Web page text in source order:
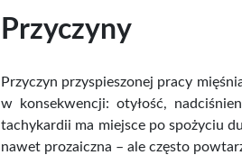
Przyczyny
Przyczyn przyspieszonej pracy
w konsekwencji: otyłość,
tachykardii ma miejsce po spożyciu
nawet prozaiczna – ale często